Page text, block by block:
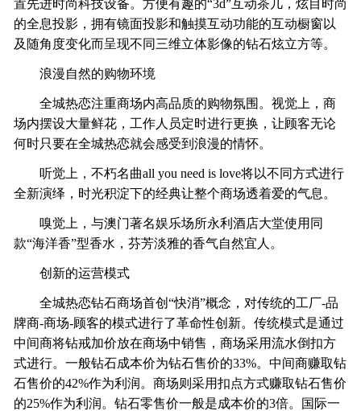
置先进时尚科技设备。方便有趣的“3d”互动茶几，炫目时尚
的全息投影，拥有镜面投影和触摸互动功能的互动橱窗以
及随角度变化而呈现不同三维立体影像的钻石炫立方等。
浪漫自然的购物环境
全城热恋注重商场内高品质的购物氛围。视觉上，商
场内摆设大量鲜花，工作人员定时进行更换，让顾客无论
何时只要在全城热恋就会感受到浪漫的情怀。
听觉上，不朽名曲all you need is love将以不同方式进行
全新演绎，时光积淀下的经典让整个商场透着爱的气息。
嗅觉上，与澳门著名娱乐场所永利酒店大堂使用同
款“海洋香”型香水，芬芳淡雅的香气自然宜人。
创新的运营模式
全城热恋钻石商场首创“快消”概念，对传统的工厂-品
牌商-商场-顾客的模式进行了革命性创新。传统模式是通过
中间商将钻戒加价放在商场中销售，商场采用流水倒扣方
式进行。一般钻石成本价为钻石售价的33%。中间商赚取钻
石售价的42%作为利润。商场则采用扣点方式赚取钻石售价
的25%作为利润。钻石零售价一般是成本价的3倍。国际一